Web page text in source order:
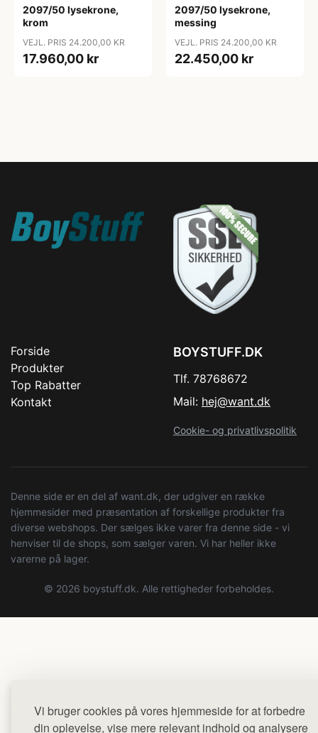
Vi bruger cookies på vores hjemmeside for at forbedre
din oplevelse, vise mere relevant indhold og analysere
2097/50 lysekrone,
krom
VEJL. PRIS 24.200,00 KR
17.960,00 kr
2097/50 lysekrone,
messing
VEJL. PRIS 24.200,00 KR
22.450,00 kr
Forside
Produkter
Top Rabatter
Kontakt
BOYSTUFF.DK
Tlf. 78768672
Mail: hej@want.dk
Cookie- og privatlivspolitik
Denne side er en del af want.dk, der udgiver en række
hjemmesider med præsentation af forskellige produkter fra
diverse webshops. Der sælges ikke varer fra denne side - vi
henviser til de shops, som sælger varen. Vi har heller ikke
varerne på lager.
© 2026 boystuff.dk. Alle rettigheder forbeholdes.